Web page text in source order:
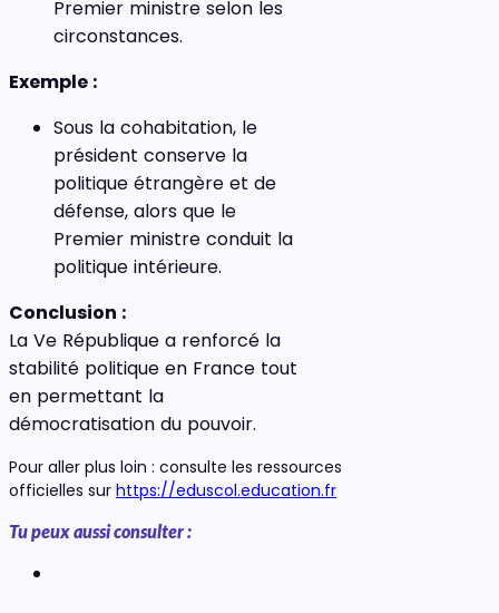
Premier ministre selon les
circonstances.
Exemple :
Sous la cohabitation, le
président conserve la
politique étrangère et de
défense, alors que le
Premier ministre conduit la
politique intérieure.
Conclusion :
La Ve République a renforcé la
stabilité politique en France tout
en permettant la
démocratisation du pouvoir.
Pour aller plus loin : consulte les ressources
officielles sur https://eduscol.education.fr
Tu peux aussi consulter :